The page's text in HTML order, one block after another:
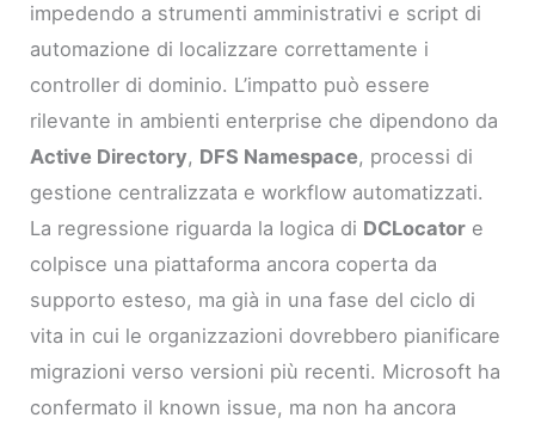
impedendo a strumenti amministrativi e script di
automazione di localizzare correttamente i
controller di dominio. L’impatto può essere
rilevante in ambienti enterprise che dipendono da
Active Directory, DFS Namespace, processi di
gestione centralizzata e workflow automatizzati.
La regressione riguarda la logica di DCLocator e
colpisce una piattaforma ancora coperta da
supporto esteso, ma già in una fase del ciclo di
vita in cui le organizzazioni dovrebbero pianificare
migrazioni verso versioni più recenti. Microsoft ha
confermato il known issue, ma non ha ancora